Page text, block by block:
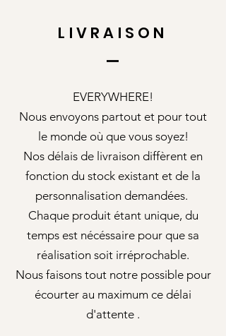
LIVRAISON
EVERYWHERE!
Nous envoyons partout et pour tout
le monde où que vous soyez!
Nos délais de livraison diffèrent en
fonction du stock existant et de la
personnalisation demandées.
Chaque produit étant unique, du
temps est nécéssaire pour que sa
réalisation soit irréprochable.
Nous faisons tout notre possible pour
écourter au maximum ce délai
d'attente .